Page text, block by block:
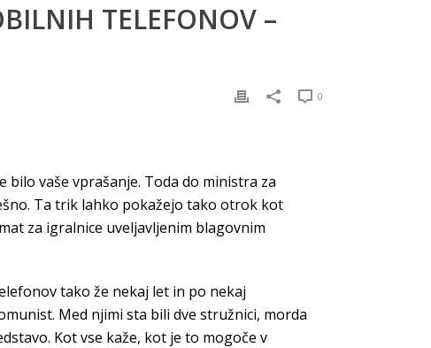
TELEFONOV –
0
vaše vprašanje. Toda do ministra za
Ta trik lahko pokažejo tako otrok kot
za igralnice uveljavljenim blagovnim
tako že nekaj let in po nekaj
Med njimi sta bili dve stružnici, morda
Kot vse kaže, kot je to mogoče v